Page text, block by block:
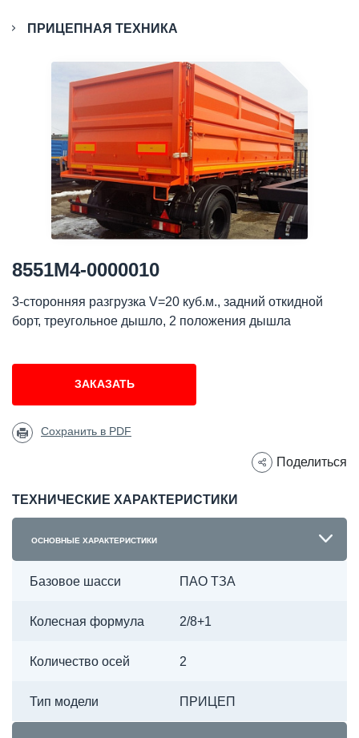
ПРИЦЕПНАЯ ТЕХНИКА
8551М4-0000010
3-сторонняя разгрузка V=20 куб.м., задний откидной
борт, треугольное дышло, 2 положения дышла
ЗАКАЗАТЬ
Сохранить в PDF
Поделиться
ТЕХНИЧЕСКИЕ ХАРАКТЕРИСТИКИ
ОСНОВНЫЕ ХАРАКТЕРИСТИКИ
Базовое шасси ПАО ТЗА
Колесная формула 2/8+1
Количество осей 2
Тип модели ПРИЦЕП